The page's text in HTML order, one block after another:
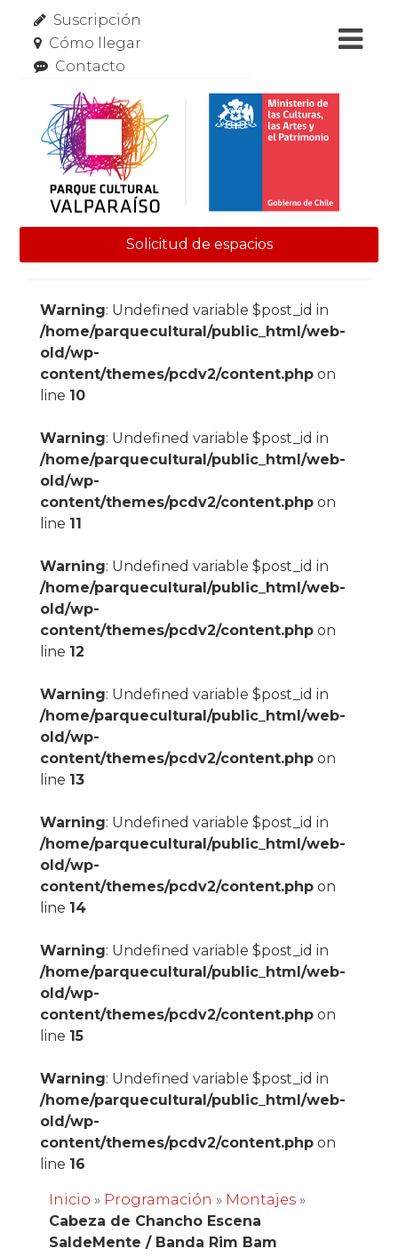
Suscripción
Cómo llegar
Contacto
Solicitud de espacios
Warning: Undefined variable $post_id in
/home/parquecultural/public_html/web-
old/wp-
content/themes/pcdv2/content.phpon
line 10
Warning: Undefined variable $post_id in
/home/parquecultural/public_html/web-
old/wp-
content/themes/pcdv2/content.phpon
line 11
Warning: Undefined variable $post_id in
/home/parquecultural/public_html/web-
old/wp-
content/themes/pcdv2/content.phpon
line 12
Warning: Undefined variable $post_id in
/home/parquecultural/public_html/web-
old/wp-
content/themes/pcdv2/content.phpon
line 13
Warning: Undefined variable $post_id in
/home/parquecultural/public_html/web-
old/wp-
content/themes/pcdv2/content.phpon
line 14
Warning: Undefined variable $post_id in
/home/parquecultural/public_html/web-
old/wp-
content/themes/pcdv2/content.phpon
line 15
Warning: Undefined variable $post_id in
/home/parquecultural/public_html/web-
old/wp-
content/themes/pcdv2/content.phpon
line 16
Inicio » Programación » Montajes»
Cabeza de Chancho Escena
SaldeMente / Banda Rim Bam